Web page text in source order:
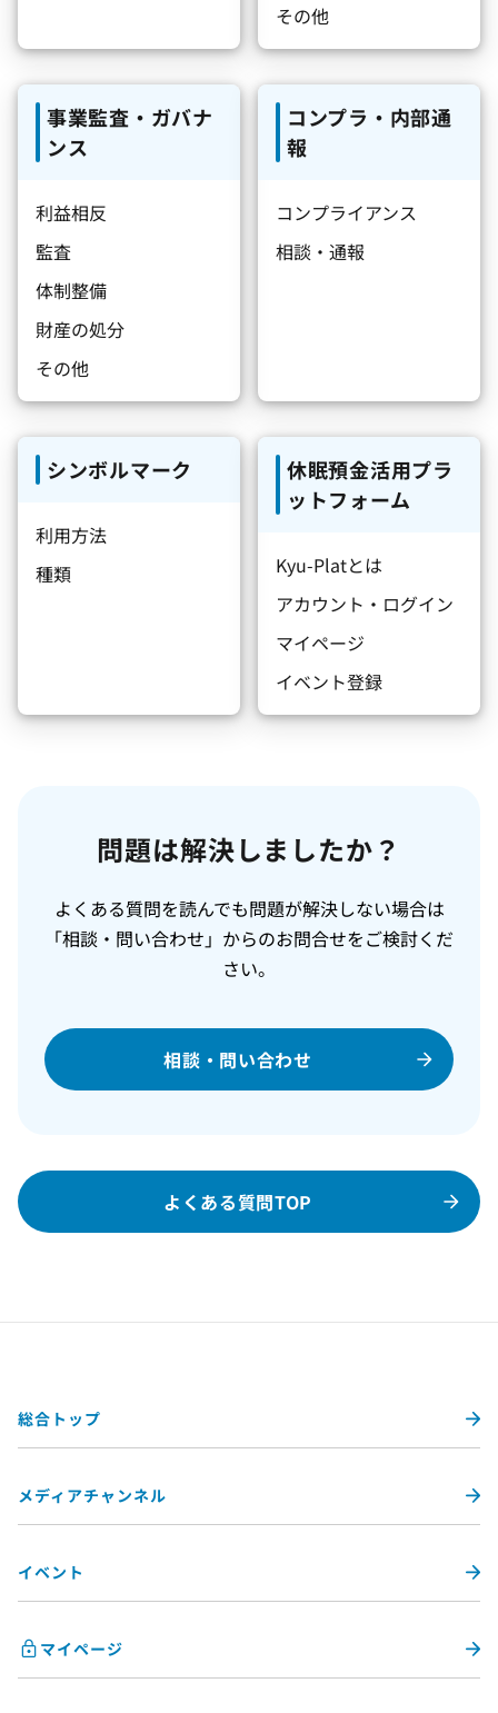
その他
事業監査・ガバナ
ンス
利益相反
監査
体制整備
財産の処分
その他
コンプラ・内部通
報
コンプライアンス
相談・通報
シンボルマーク
利用方法
種類
休眠預金活用プラ
ットフォーム
Kyu-Platとは
アカウント・ログイン
マイページ
イベント登録
問題は解決しましたか？
よくある質問を読んでも問題が解決しない場合は
「相談・問い合わせ」からのお問合せをご検討くだ
さい。
相談・問い合わせ
よくある質問TOP
総合トップ
メディアチャンネル
イベント
マイページ